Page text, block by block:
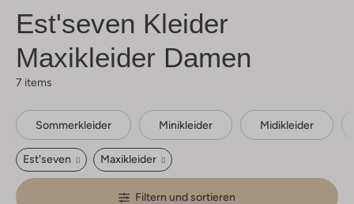
Est'seven Kleider
Maxikleider Damen
7 items
Sommerkleider Minikleider Midikleider
Est'seven Maxikleider
Filtern und sortieren